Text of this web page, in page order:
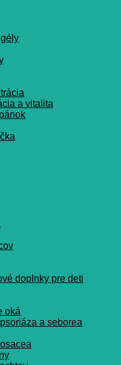
a vitalita
doplnky pre deti
oká
a seborea